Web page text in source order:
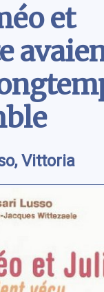
et
Vittoria